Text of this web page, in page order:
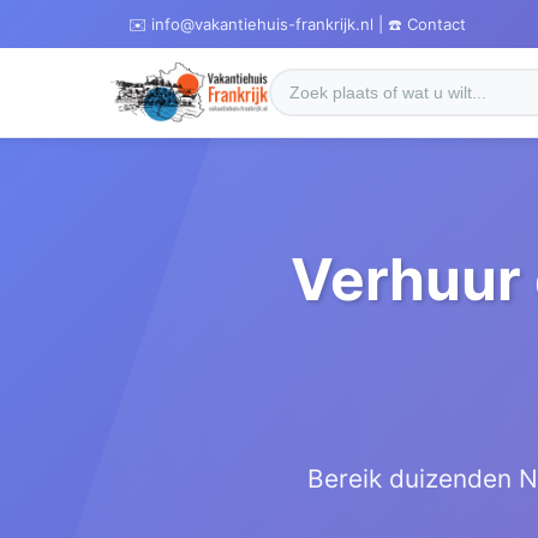
✉️ info@vakantiehuis-frankrijk.nl | ☎️ Contact
Verhuur
Bereik duizenden